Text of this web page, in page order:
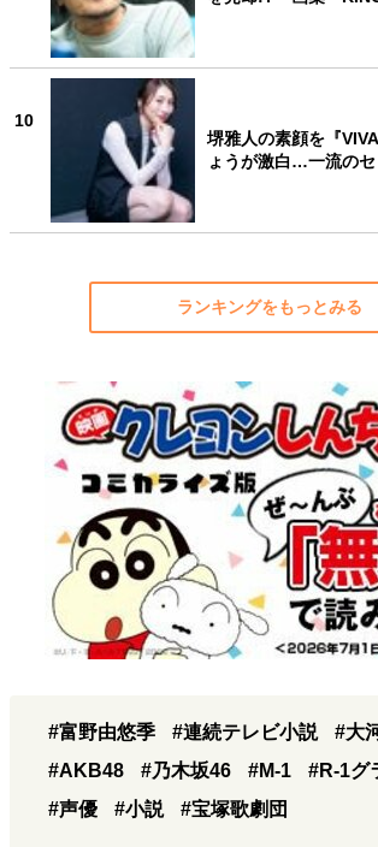
10
堺雅人の素顔を『
ょうが激白…一流の
ランキングをもっとみる
#富野由悠季 #連続テレビ小説
#大
#AKB48
#乃木坂46 #M-1
#R-1グ
#声優
#小説 #宝塚歌劇団